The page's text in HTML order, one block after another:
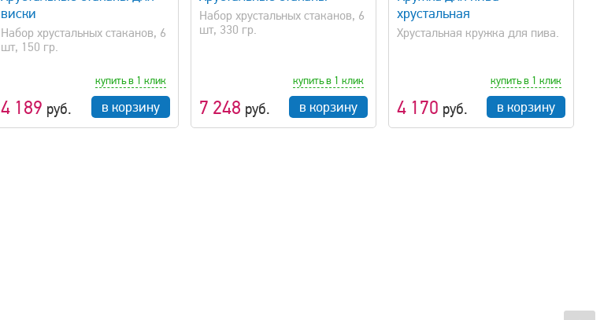
виски
Набор хрустальных стаканов, 6
шт, 150 гр.
4 189 руб.
купить в 1 клик
в корзину
Набор хрустальных стаканов, 6
шт, 330 гр.
7 248 руб.
купить в 1 клик
в корзину
хрустальная
Хрустальная кружка для пива.
4 170 руб.
купить в 1 клик
в корзину